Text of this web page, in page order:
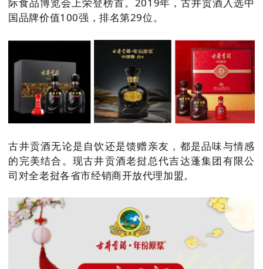
国品牌价值100强，排名第29位。
古井贡酒无论是自饮还是馈赠亲友，都是品味与情感
的完美结合。现古井贡酒老挝总代吉达蓬集团有限公
司对全老挝各省市经销商开放代理加盟。